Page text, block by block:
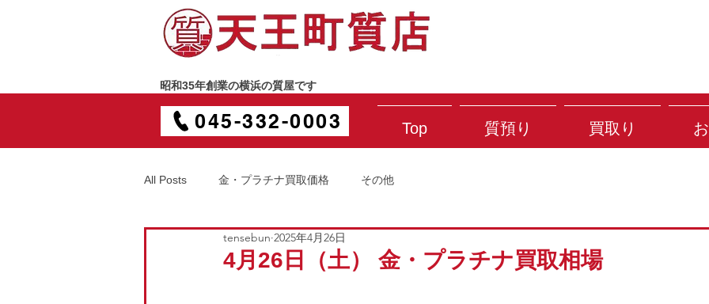
昭和35年創業の横浜の質屋です
045-332-0003 Top 質預り 買取り
All Posts 金・プラチナ買取価格 その他
4月26日（土） 金・プラチナ買取相場
tensebun 2025年4月26日